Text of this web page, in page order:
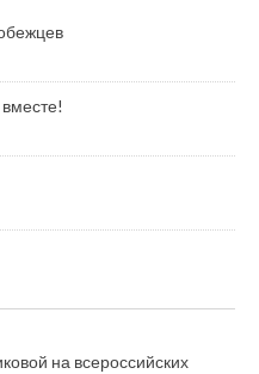
на всероссийских